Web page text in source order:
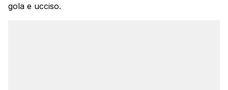
gola e ucciso.